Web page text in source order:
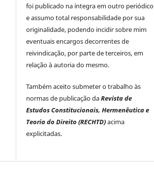
foi publicado na íntegra em outro periódico
e assumo total responsabilidade por sua
originalidade, podendo incidir sobre mim
eventuais encargos decorrentes de
reivindicação, por parte de terceiros, em
relação à autoria do mesmo.
Também aceito submeter o trabalho às
normas de publicação daRevista de
Estudos Constitucionais, Hermenêutica e
Teoria do Direito (RECHTD)acima
explicitadas.